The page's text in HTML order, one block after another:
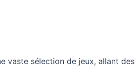
vaste sélection de jeux, allant des